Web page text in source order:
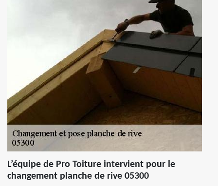
L’équipe de Pro Toiture intervient pour le
changement planche de rive 05300